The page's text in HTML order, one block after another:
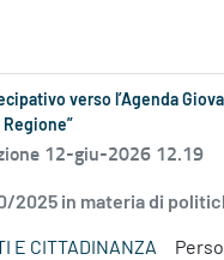
verso l’Agenda
12-giu-2026 12.19
2025 in materia di
E CITTADINANZA